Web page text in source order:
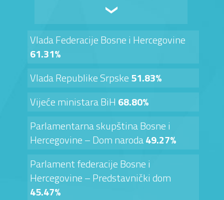
Vlada Federacije Bosne i Hercegovine
61.31%
Vlada Republike Srpske51.83%
Vijeće ministara BiH 68.80%
Parlamentarna skupština Bosne i
Hercegovine – Dom naroda49.27%
Parlament federacije Bosne i
Hercegovine – Predstavnički dom
45.47%